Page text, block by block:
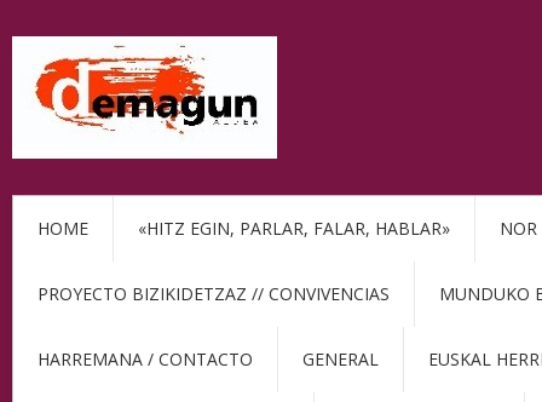
HOME «HITZ EGIN, PARLAR, FALAR, HABLAR» NOR
PROYECTO BIZIKIDETZAZ // CONVIVENCIAS MUNDUKO
HARREMANA / CONTACTO GENERAL EUSKAL